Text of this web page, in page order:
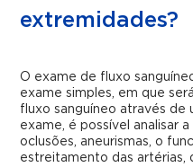
extremidades?
O exame de fluxo
exame simples, em que
fluxo sanguíneo através de
exame, é possível analisar
oclusões, aneurismas, o
estreitamento das artérias,